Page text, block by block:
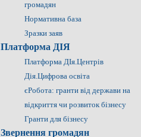
громадян
Нормативна база
Зразки заяв
Платформа ДІЯ
Платформа ДІя.Центрів
Дія.Цифрова освіта
єРобота: гранти від держави на
відкриття чи розвиток бізнесу
Гранти для бізнесу
Звернення громадян